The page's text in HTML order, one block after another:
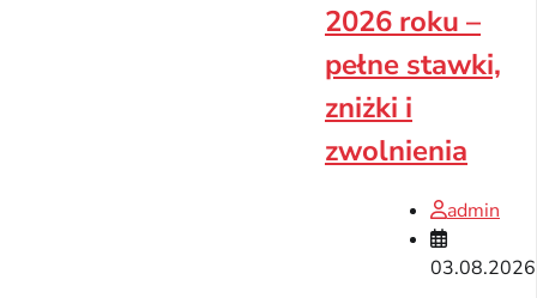
2026 roku –
pełne stawki,
zniżki i
zwolnienia
admin
03.08.2026